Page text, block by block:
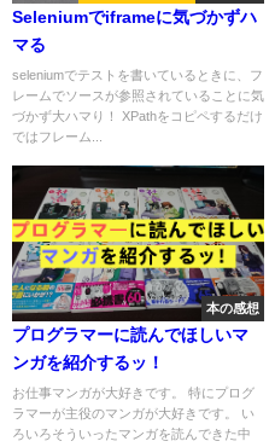
Seleniumでiframeに気づかずハ
マる
seleniumでテストを書いているときに、フ
レームでソースが参照されていることに気
づかず大ハマり！ XPathをコピペするだけ
ではフレーム...
本の感想
プログラマーに読んでほしいマ
ンガを紹介するッ！
お仕事マンガが大好きです。 特にプログ
ラマーが主役のマンガが大好きです。 い
ろいろそういったマンガを読んできた中